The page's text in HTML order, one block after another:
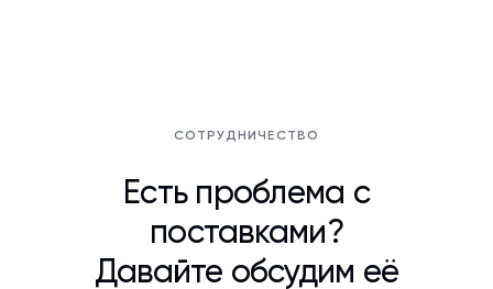
СОТРУДНИЧЕСТВО
Есть проблема с
поставками?
Давайте обсудим её